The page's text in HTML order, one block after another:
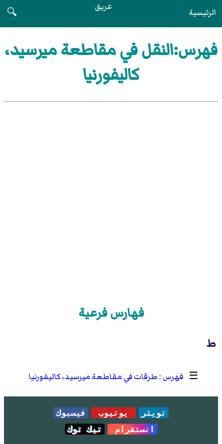
الرئيسية عريق
🔍
فهرس:النقل في مقاطعة ميرسيد،
كاليفورنيا
فهارس فرعية
ط
☰ طرقات في مقاطعة ميرسيد، كاليفورنيا
تويتر يوتيوب
فيسبوك
انستقرام
تيك توك